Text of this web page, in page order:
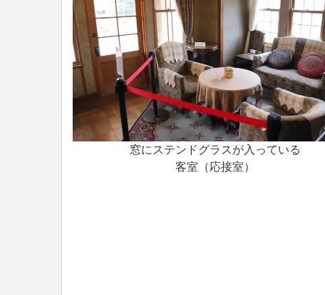
窓にステンドグラスが入っている
客室（応接室）